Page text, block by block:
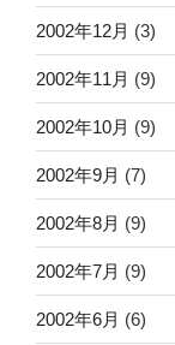
2002年12月 (3)
2002年11月 (9)
2002年10月 (9)
2002年9月 (7)
2002年8月 (9)
2002年7月 (9)
2002年6月 (6)